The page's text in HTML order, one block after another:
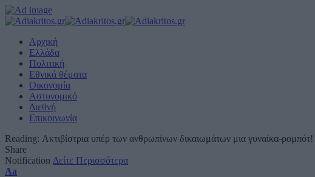
Αρχική
Ελλάδα
Πολιτική
Εθνικά θέματα
Οικονομία
Αστυνομικό
Διεθνή
Επικοινωνία
Reading: Ακτιβίστρια υπέρ των ανθρωπίνων δικαιωμάτων μια γυναίκα-ρομπότ!
Share
Notification Δείτε Περισσότερα
Font
Aa